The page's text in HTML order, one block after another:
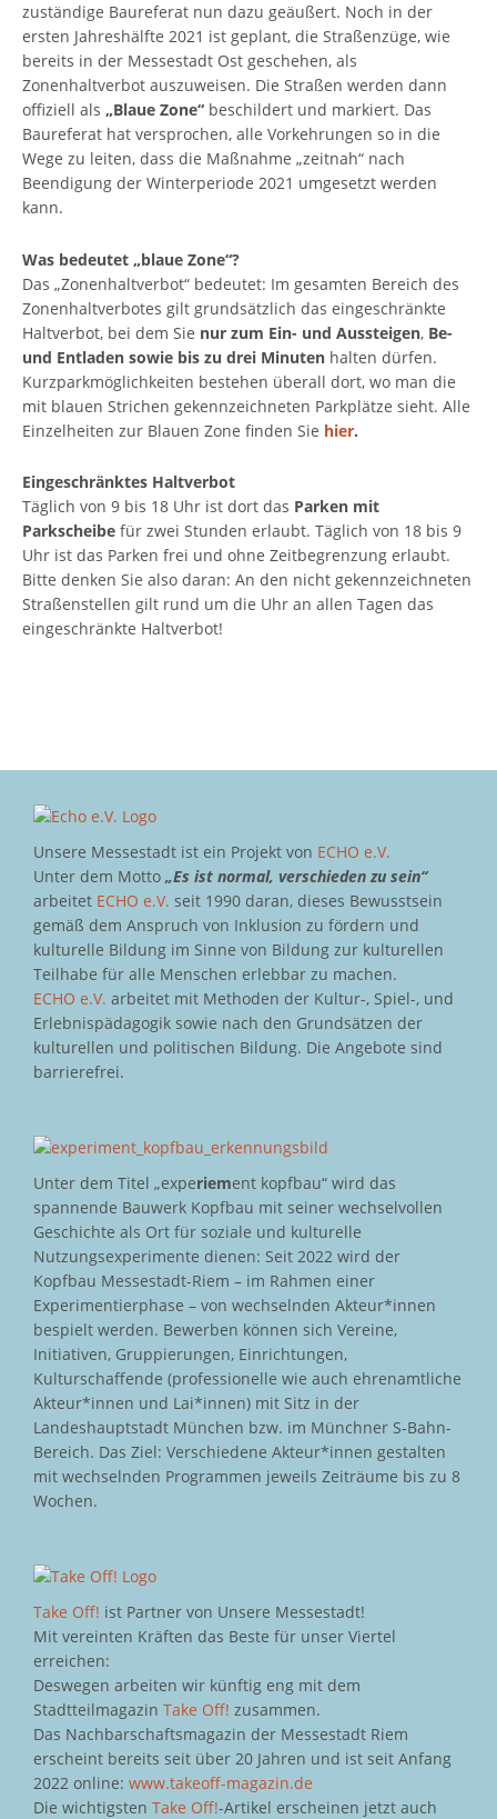
zuständige Baureferat nun dazu geäußert. Noch in der
ersten Jahreshälfte 2021 ist geplant, die Straßenzüge, wie
bereits in der Messestadt Ost geschehen, als
Zonenhaltverbot auszuweisen. Die Straßen werden dann
offiziell als „Blaue Zone“ beschildert und markiert. Das
Baureferat hat versprochen, alle Vorkehrungen so in die
Wege zu leiten, dass die Maßnahme „zeitnah“ nach
Beendigung der Winterperiode 2021 umgesetzt werden
kann.
Was bedeutet „blaue Zone“?
Das „Zonenhaltverbot“ bedeutet: Im gesamten Bereich des
Zonenhaltverbotes gilt grundsätzlich das eingeschränkte
Haltverbot, bei dem Sie nur zum Ein- und Aussteigen, Be-
und Entladen sowie bis zu drei Minuten halten dürfen.
Kurzparkmöglichkeiten bestehen überall dort, wo man die
mit blauen Strichen gekennzeichneten Parkplätze sieht. Alle
Einzelheiten zur Blauen Zone finden Sie hier.
Eingeschränktes Haltverbot
Täglich von 9 bis 18 Uhr ist dort das Parken mit
Parkscheibe für zwei Stunden erlaubt. Täglich von 18 bis 9
Uhr ist das Parken frei und ohne Zeitbegrenzung erlaubt.
Bitte denken Sie also daran: An den nicht gekennzeichneten
Straßenstellen gilt rund um die Uhr an allen Tagen das
eingeschränkte Haltverbot!
Unsere Messestadt ist ein Projekt von ECHO e.V.
Unter dem Motto „Es ist normal, verschieden zu sein“
arbeitet ECHO e.V. seit 1990 daran, dieses Bewusstsein
gemäß dem Anspruch von Inklusion zu fördern und
kulturelle Bildung im Sinne von Bildung zur kulturellen
Teilhabe für alle Menschen erlebbar zu machen.
ECHO e.V. arbeitet mit Methoden der Kultur-, Spiel-, und
Erlebnispädagogik sowie nach den Grundsätzen der
kulturellen und politischen Bildung. Die Angebote sind
barrierefrei.
Unter dem Titel „experiement kopfbau“ wird das
spannende Bauwerk Kopfbau mit seiner wechselvollen
Geschichte als Ort für soziale und kulturelle
Nutzungsexperimente dienen: Seit 2022 wird der
Kopfbau Messestadt-Riem – im Rahmen einer
Experimentierphase – von wechselnden Akteur*innen
bespielt werden. Bewerben können sich Vereine,
Initiativen, Gruppierungen, Einrichtungen,
Kulturschaffende (professionelle wie auch ehrenamtliche
Akteur*innen und Lai*innen) mit Sitz in der
Landeshauptstadt München bzw. im Münchner S-Bahn-
Bereich. Das Ziel: Verschiedene Akteur*innen gestalten
mit wechselnden Programmen jeweils Zeiträume bis zu 8
Wochen.
Take Off! ist Partner von Unsere Messestadt!
Mit vereinten Kräften das Beste für unser Viertel
erreichen:
Deswegen arbeiten wir künftig eng mit dem
Stadtteilmagazin Take Off! zusammen.
Das Nachbarschaftsmagazin der Messestadt Riem
erscheint bereits seit über 20 Jahren und ist seit Anfang
2022 online: www.takeoff-magazin.de
Die wichtigsten Take Off!-Artikel erscheinen jetzt auch